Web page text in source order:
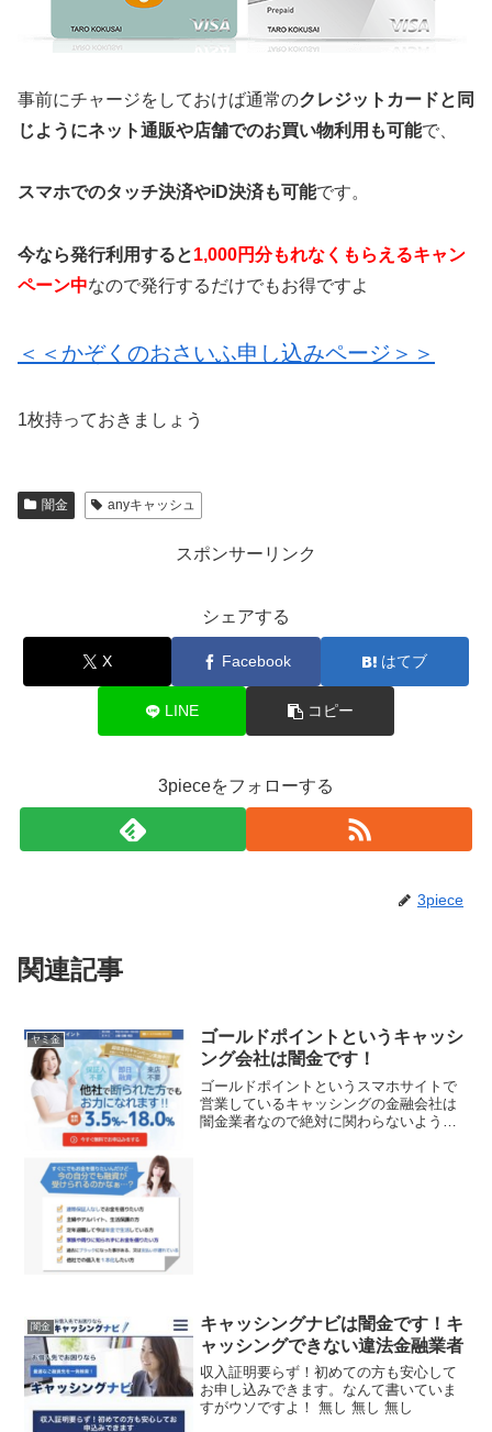
事前にチャージをしておけば通常のクレジットカードと同
じようにネット通販や店舗でのお買い物利用も可能で、
スマホでのタッチ決済やiD決済も可能です。
今なら発行利用すると1,000円分もれなくもらえるキャン
ペーン中なので発行するだけでもお得ですよ
＜＜かぞくのおさいふ申し込みページ＞＞
1枚持っておきましょう
闇金 anyキャッシュ
スポンサーリンク
シェアする
X Facebook はてブ
LINE コピー
3pieceをフォローする
3piece
関連記事
ヤミ金
ゴールドポイントというキャッシ
ング会社は闇金です！
ゴールドポイントというスマホサイトで
営業しているキャッシングの金融会社は
闇金業者なので絶対に関わらないように
闇金
キャッシングナビは闇金です！キ
ャッシングできない違法金融業者
収入証明要らず！初めての方も安心して
お申し込みできます。なんて書いていま
すがウソですよ！ 無し 無し 無し